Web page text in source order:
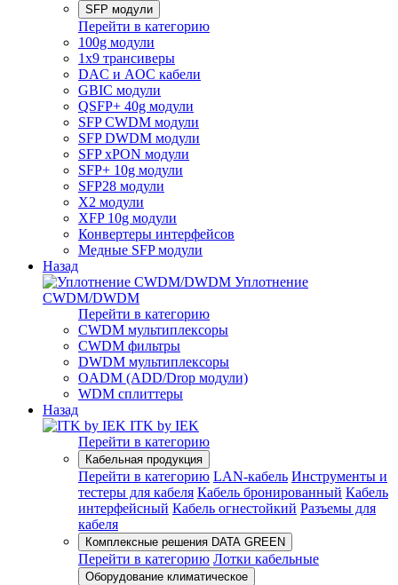
SFP модули
Перейти в категорию
100g модули
1x9 трансиверы
DAC и AOC кабели
GBIC модули
QSFP+ 40g модули
SFP CWDM модули
SFP DWDM модули
SFP xPON модули
SFP+ 10g модули
SFP28 модули
X2 модули
XFP 10g модули
Конвертеры интерфейсов
Медные SFP модули
Назад
Уплотнение
CWDM/DWDM
Перейти в категорию
CWDM мультиплексоры
CWDM фильтры
DWDM мультиплексоры
OADM (ADD/Drop модули)
WDM сплиттеры
Назад
ITK by IEK
Перейти в категорию
Кабельная продукция
Перейти в категорию LAN-кабель Инструменты и
тестеры для кабеля Кабель бронированный Кабель
интерфейсный Кабель огнестойкий Разъемы для
кабеля
Комплексные решения DATA GREEN
Перейти в категорию Лотки кабельные
Оборудование климатическое